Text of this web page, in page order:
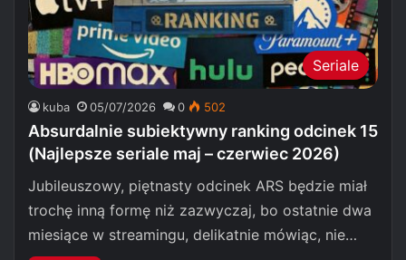
Seriale
kuba 05/07/2026 0 502
Absurdalnie subiektywny ranking odcinek 15
(Najlepsze seriale maj – czerwiec 2026)
Jubileuszowy, piętnasty odcinek ARS będzie miał
trochę inną formę niż zazwyczaj, bo ostatnie dwa
miesiące w streamingu, delikatnie mówiąc, nie…